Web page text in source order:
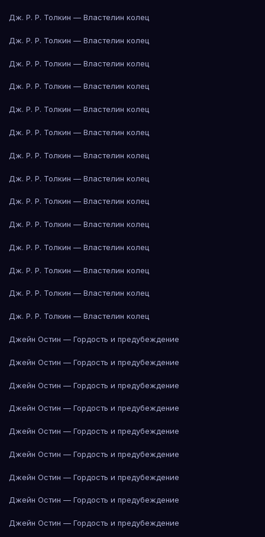
Дж. Р. Р. Толкин — Властелин колец
Дж. Р. Р. Толкин — Властелин колец
Дж. Р. Р. Толкин — Властелин колец
Дж. Р. Р. Толкин — Властелин колец
Дж. Р. Р. Толкин — Властелин колец
Дж. Р. Р. Толкин — Властелин колец
Дж. Р. Р. Толкин — Властелин колец
Дж. Р. Р. Толкин — Властелин колец
Дж. Р. Р. Толкин — Властелин колец
Дж. Р. Р. Толкин — Властелин колец
Дж. Р. Р. Толкин — Властелин колец
Дж. Р. Р. Толкин — Властелин колец
Дж. Р. Р. Толкин — Властелин колец
Дж. Р. Р. Толкин — Властелин колец
Джейн Остин — Гордость и предубеждение
Джейн Остин — Гордость и предубеждение
Джейн Остин — Гордость и предубеждение
Джейн Остин — Гордость и предубеждение
Джейн Остин — Гордость и предубеждение
Джейн Остин — Гордость и предубеждение
Джейн Остин — Гордость и предубеждение
Джейн Остин — Гордость и предубеждение
Джейн Остин — Гордость и предубеждение